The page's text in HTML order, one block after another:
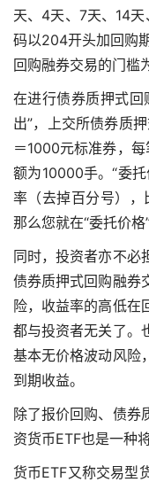
天、4天、7天、14
码以204开头加回购
回购融券交易的门槛
在进行债券质押式回
出”，上交所债券质
＝1000元标准券，
额为10000手。“委
率（去掉百分号），
那么您就在“委托价格
同时，投资者亦不必
债券质押式回购融券
险，收益率的高低在
都与投资者无关了。
基本无价格波动风险
到期收益。
除了报价回购、债券
资货币ETF也是一种
货币ETF又称交易型